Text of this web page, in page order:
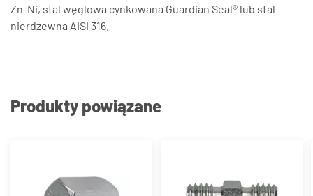
Zn-Ni, stal węglowa cynkowana Guardian Seal® lub stal
nierdzewna AISI 316.
Produkty powiązane